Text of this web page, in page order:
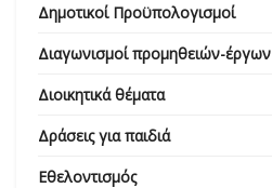
Δημοτικοί Προϋπολογισμοί
Διαγωνισμοί προμηθειών-έργων
Διοικητικά θέματα
Δράσεις για παιδιά
Εθελοντισμός